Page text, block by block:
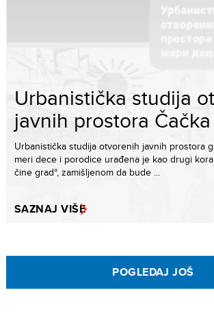
Urbanistička studija
javnih prostora
Urbanistička studija otvorenih javnih prostora
meri dece i porodice urađena je kao drugi
čine grad“, zamišlјenom da bude ...
SAZNAJ VIŠE
POGLEDAJ JOŠ